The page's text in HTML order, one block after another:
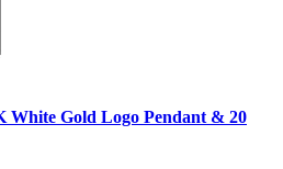
White Gold Logo Pendant & 20